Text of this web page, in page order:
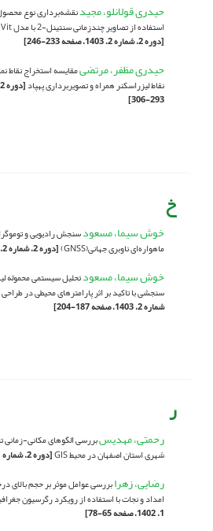
حیدری قولانلو، مجیدنقشه‌برداری نوع
استفاده از تصاویر چند‌زمانی سنتینل-2 با مدل Attention U-Net-Vit جدید
[دوره 2، شماره 2، 1403، صفحه 233-246]
حیدری مظفر، مرتضیمقایسه استخراج نقاط
نقاط لیزراسکنر همراه و تصویربرداری پهپاد
293-306]
خ
خوش سیما، مسعودسنجش رادیویی و
ماهواره‌ای ناوبری جهانی(GNSS)
[دوره 2، شماره 2، 1403، صفحه 247-264]
خوش سیما، مسعودتحلیل سیستمی محموله
سنجشی با تاکید بر اثر پارامترهای محیطی در
شماره 2، 1403، صفحه 187-204]
ر
رحمتی، مهدیسبررسی الگوهای مکانی-زمانی
شهری استان اصفهان در محیط GIS
[دوره 2، شماره 1، 1402، صفحه 79-96]
رضایی، زهرابررسی عوامل موثر بر حجم بالای
امداد و نجات با استفاده از رویکرد رگرسیون
1، 1402، صفحه 65-78]